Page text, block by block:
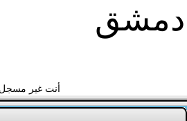
دمشق
أنت غير مسجل